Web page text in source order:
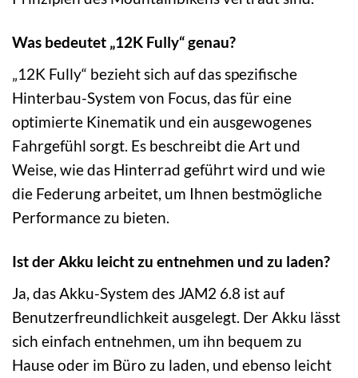
Was bedeutet „12K Fully“ genau?
„12K Fully“ bezieht sich auf das spezifische
Hinterbau-System von Focus, das für eine
optimierte Kinematik und ein ausgewogenes
Fahrgefühl sorgt. Es beschreibt die Art und
Weise, wie das Hinterrad geführt wird und wie
die Federung arbeitet, um Ihnen bestmögliche
Performance zu bieten.
Ist der Akku leicht zu entnehmen und zu laden?
Ja, das Akku-System des JAM2 6.8 ist auf
Benutzerfreundlichkeit ausgelegt. Der Akku lässt
sich einfach entnehmen, um ihn bequem zu
Hause oder im Büro zu laden, und ebenso leicht